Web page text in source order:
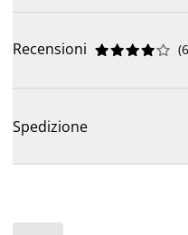
Recensioni 




 (
Spedizione